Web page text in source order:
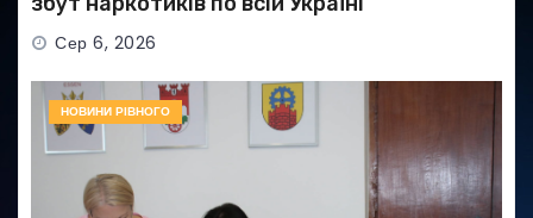
Сер 6, 2026
НОВИНИ РІВНОГО